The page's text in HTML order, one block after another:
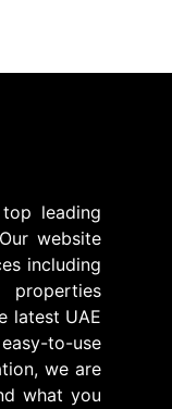
leading
website
including
properties
latest UAE
to-use
we are
what you